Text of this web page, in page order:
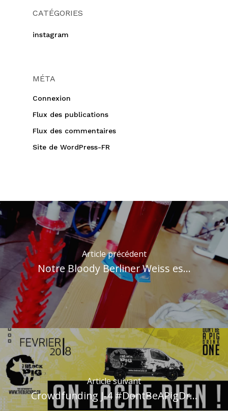
CATÉGORIES
instagram
MÉTA
Connexion
Flux des publications
Flux des commentaires
Site de WordPress-FR
Article précédent
Notre Bloody Berliner Weiss es...
Article suivant
Crowdfunding J-4 #DontBeAPigDr...